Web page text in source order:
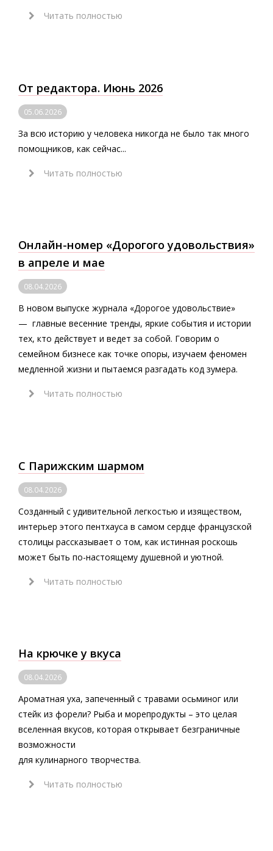
Читать полностью
От редактора. Июнь 2026
05.06.2026
За всю историю у человека никогда не было так много
помощников, как сейчас...
Читать полностью
Онлайн-номер «Дорогого удовольствия»
в апреле и мае
08.04.2026
В новом выпуске журнала «Дорогое удовольствие»
— главные весенние тренды, яркие события и истории
тех, кто действует и ведет за собой. Говорим о
семейном бизнесе как точке опоры, изучаем феномен
медленной жизни и пытаемся разгадать код зумера.
Читать полностью
С Парижским шармом
08.04.2026
Созданный с удивительной легкостью и изяществом,
интерьер этого пентхауса в самом сердце французской
столицы рассказывает о том, как истинная роскошь
может быть по-настоящему душевной и уютной.
Читать полностью
На крючке у вкуса
08.04.2026
Ароматная уха, запеченный с травами осьминог или
стейк из форели? Рыба и морепродукты – это целая
вселенная вкусов, которая открывает безграничные
возможности
для кулинарного творчества.
Читать полностью